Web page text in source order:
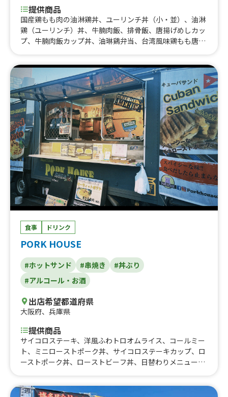
提供商品
国産鶏もも肉の油淋鶏丼、ユーリンチ丼（小・並）、油淋
鶏（ユーリンチ）丼、牛腩肉飯、排骨飯、唐揚げめしカッ
プ、牛腩肉飯カップ丼、油琳鷄弁当、台湾風味鶏もも唐揚
ト、よだれ鶏、ピリ辛きゅうりとチャーシュー、ピリ辛き
ゅうりと特製白菜キムチ、黒胡麻団子、豆花、マンゴー果
肉・フルーツのせのせ、アンニントーフ、山田牧場の信楽
ミルク３種、つぼ市製茶本舗、抹茶ラテ、生搾りレモネー
ド、果肉入りマンゴージュース、アサヒスーパードライ
（生）、油淋鶏、エッグタルト、タピオカ入りココナッツ
ジュース、ナタデココ入りライチジュース、アサヒスーパ
ードライ（生ビール）、台湾ビール、台湾フルーツビー
ル、牛腩肉飯と中華スープのセット、油淋鶏弁当と中華ス
ープのセット、パーコー飯（台湾とんかつ）と中華スープ
のセット、でかでか！モチモチ水餃子（3個）、酸辣湯
（サンラータン）、紫菜鶏蛋湯（海苔と玉子のスープ）
食事 ドリンク
PORK HOUSE
#ホットサンド #串焼き
#丼ぶり
#アルコール・お酒
出店希望都道府県
大阪府、 兵庫県
提供商品
サイコロステーキ、洋風ふわトロオムライス、コールミー
ト、ミニローストポーク丼、サイコロステーキカップ、ロ
ーストポーク丼、ローストビーフ丼、日替わりメニュー、
ス、オリジナルスパイスチキンステーキ、サイコロステー
キ、希少部位ざぶとんステーキ、ポップコーン、アルコー